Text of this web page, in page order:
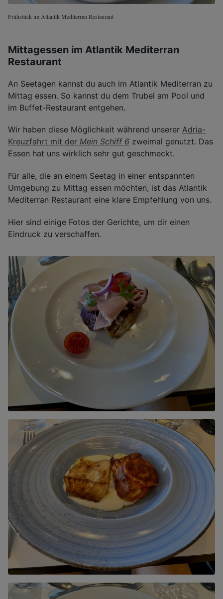
Frühstück im Atlantik Mediterran Restaurant
Mittagessen im Atlantik Mediterran
Restaurant
An Seetagen kannst du auch im Atlantik Mediterran zu
Mittag essen. So kannst du dem Trubel am Pool und
im Buffet-Restaurant entgehen.
Wir haben diese Möglichkeit während unserer Adria-
Kreuzfahrt mit der Mein Schiff 6 zweimal genutzt. Das
Essen hat uns wirklich sehr gut geschmeckt.
Für alle, die an einem Seetag in einer entspannten
Umgebung zu Mittag essen möchten, ist das Atlantik
Mediterran Restaurant eine klare Empfehlung von uns.
Hier sind einige Fotos der Gerichte, um dir einen
Eindruck zu verschaffen.